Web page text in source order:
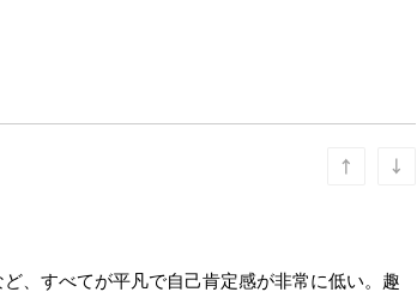
、すべてが平凡で自己肯定感が非常に低い。趣